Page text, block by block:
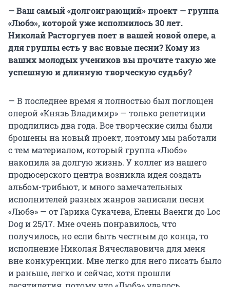
— Ваш самый «долгоиграющий» проект — группа
«Любэ», которой уже исполнилось 30 лет.
Николай Расторгуев поет в вашей новой опере, а
для группы есть у вас новые песни? Кому из
ваших молодых учеников вы прочите такую же
успешную и длинную творческую судьбу?
— В последнее время я полностью был поглощен
оперой «Князь Владимир» — только репетиции
продлились два года. Все творческие силы были
брошены на новый проект, поэтому мы работали
с тем материалом, который группа «Любэ»
накопила за долгую жизнь. У коллег из нашего
продюсерского центра возникла идея создать
альбом-трибьют, и много замечательных
исполнителей разных жанров записали песни
«Любэ» — от Гарика Сукачева, Елены Ваенги до Loc
Dog и 25/17. Мне очень понравилось, что
получилось, но если быть честным до конца, то
исполнение Николая Вячеславовича для меня
вне конкуренции. Мне легко для него писать было
и раньше, легко и сейчас, хотя прошли